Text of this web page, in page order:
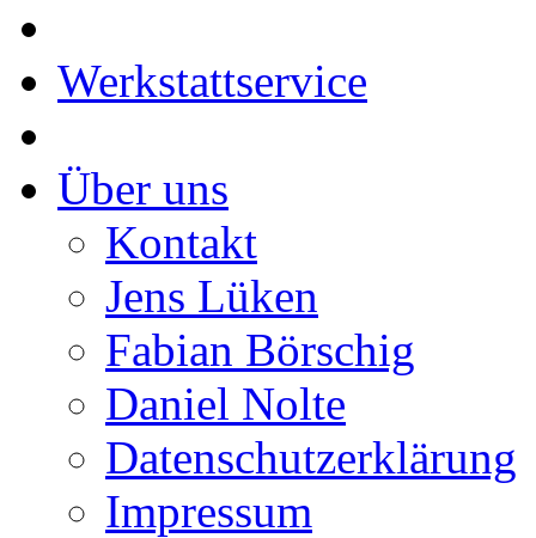
Werkstattservice
Über uns
Kontakt
Jens Lüken
Fabian Börschig
Daniel Nolte
Datenschutzerklärung
Impressum